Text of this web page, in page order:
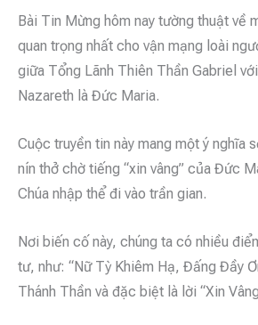
Bài Tin Mừng hôm nay tường thuật về
quan trọng nhất cho vận mạng loài
giữa Tổng Lãnh Thiên Thần Gabriel
Nazareth là Đức Maria.
Cuộc truyền tin này mang một ý nghĩa
nín thở chờ tiếng “xin vâng” của Đức
Chúa nhập thể đi vào trần gian.
Nơi biến cố này, chúng ta có nhiều
tư, như: “Nữ Tỳ Khiêm Hạ, Đấng Đầy
Thánh Thần và đặc biệt là lời “Xin